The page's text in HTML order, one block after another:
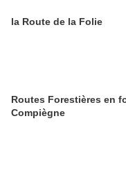
la Route de la Folie
Routes Forestières en
Compiègne